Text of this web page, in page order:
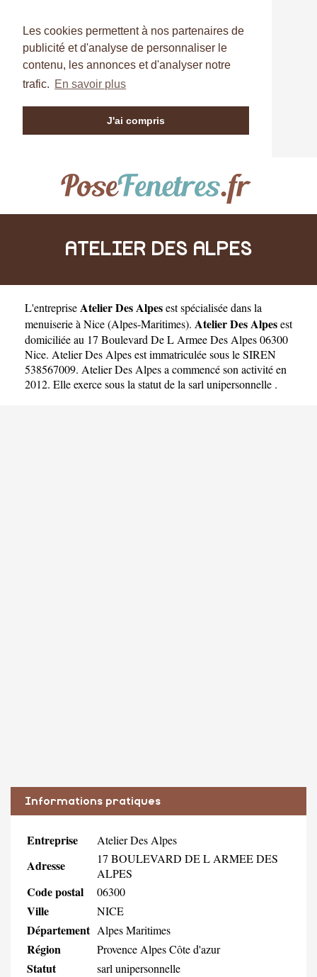
Les cookies permettent à nos partenaires de
publicité et d'analyse de personnaliser le
contenu, les annonces et d'analyser notre
trafic. En savoir plus
J'ai compris
ATELIER DES ALPES
L'entrepriseAtelier Des Alpesestspécialisée dans la
menuiserie à Nice(Alpes-Maritimes). Atelier Des Alpesest
domiciliée au 17 Boulevard De L Armee Des Alpes 06300
Nice. Atelier Des Alpes est immatriculée sous le SIREN
538567009. Atelier Des Alpes a commencé son activité en
2012. Elle exerce sous la statut de la sarl unipersonnelle .
Informations pratiques
Entreprise Atelier Des Alpes
Adresse
17 BOULEVARD DE L ARMEE DES
ALPES
Code postal 06300
Ville NICE
Département Alpes Maritimes
Région Provence Alpes Côte d'azur
Statut sarl unipersonnelle